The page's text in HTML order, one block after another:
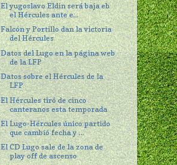
El yugoslavo Eldin será baja eb
el Hércules ante e...
Falcón y Portillo dan la victoria
del Hércules
Datos del Lugo en la página web
de la LFP
Datos sobre el Hércules de la
LFP
El Hércules tiró de cinco
canteranos esta temporada
El Lugo-Hércules único partido
que cambió fecha y ...
El CD Lugo sale de la zona de
play off de ascenso